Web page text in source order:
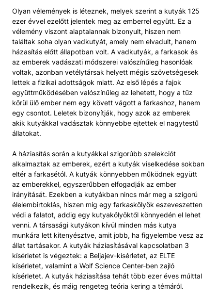
Olyan vélemények is léteznek, melyek szerint a kutyák 125
ezer évvel ezelőtt jelentek meg az emberrel együtt. Ez a
vélemény viszont alaptalannak bizonyult, hiszen nem
találtak soha olyan vadkutyát, amely nem elvadult, hanem
házasítás előtt állapotban volt. A vadkutyák, a farkasok és
az emberek vadászati módszerei valószínűleg hasonlóak
voltak, azonban vetélytársak helyett mégis szövetségesek
lettek a fizikai adottságok miatt. Az első lépés a fajok
együttműködésében valószínűleg az lehetett, hogy a tűz
körül ülő ember nem egy követt vágott a farkashoz, hanem
egy csontot. Leletek bizonyítják, hogy azok az emberek
akik kutyákkal vadásztak könnyebbe ejtettek el nagytestű
állatokat.
A háziasítás során a kutyákkal szigorúbb szelekciót
alkalmaztak az emberek, ezért a kutyák viselkedése sokban
eltér a farkasétól. A kutyák könnyebben működnek együtt
az emberekkel, egyszerűbben elfogadják az ember
irányítását. Ezekben a kutyákban nincs már meg a szigorú
élelembirtoklás, hiszen míg egy farkaskölyök eszeveszetten
védi a falatot, addig egy kutyakölyöktől könnyedén el lehet
venni. A társasági kutyákon kívül minden más kutya
munkára lett kitenyésztve, amit jobb, ha figyelembe vesz az
állat tartásakor. A kutyák háziasításával kapcsolatban 3
kísérletet is végeztek: a Beljajev-kísérletet, az ELTE
kísérletet, valamint a Wolf Science Center-ben zajló
kísérletet. A kutyák háziasítása tehát több ezer éves múlttal
rendelkezik, és máig rengeteg teória kering a témáról.